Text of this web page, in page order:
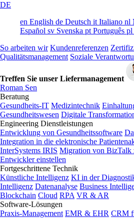
DE
en English de Deutsch it Italiano nl
Español sv Svenska pt Português pl
So arbeiten wir Kundenreferenzen
Qualitätsmanagement Soziale
Treffen Sie unser Liefermanagement
Roman Sen
Beratung
Gesundheits-IT Medizintechnik
Gesundheitswesen Digitale
Engineering Dienstleistungen
Entwicklung von Gesundheitssoftware
Integration in die elektronische
InterSystems IRIS Migration von BizTalk
Entwickler einstellen
Fortgeschrittene Technik
Künstliche Intelligenz KI in der
Intelligenz Datenanalyse Business
Blockchain Cloud RPA VR & AR
Software-Lösungen
Praxis-Management EMR & EHR CRM